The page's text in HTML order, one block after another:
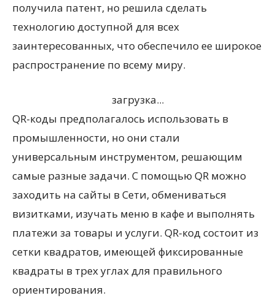
получила патент, но решила сделать
технологию доступной для всех
заинтересованных, что обеспечило ее широкое
распространение по всему миру.
загрузка...
QR-коды предполагалось использовать в
промышленности, но они стали
универсальным инструментом, решающим
самые разные задачи. С помощью QR можно
заходить на сайты в Сети, обмениваться
визитками, изучать меню в кафе и выполнять
платежи за товары и услуги. QR-код состоит из
сетки квадратов, имеющей фиксированные
квадраты в трех углах для правильного
ориентирования.